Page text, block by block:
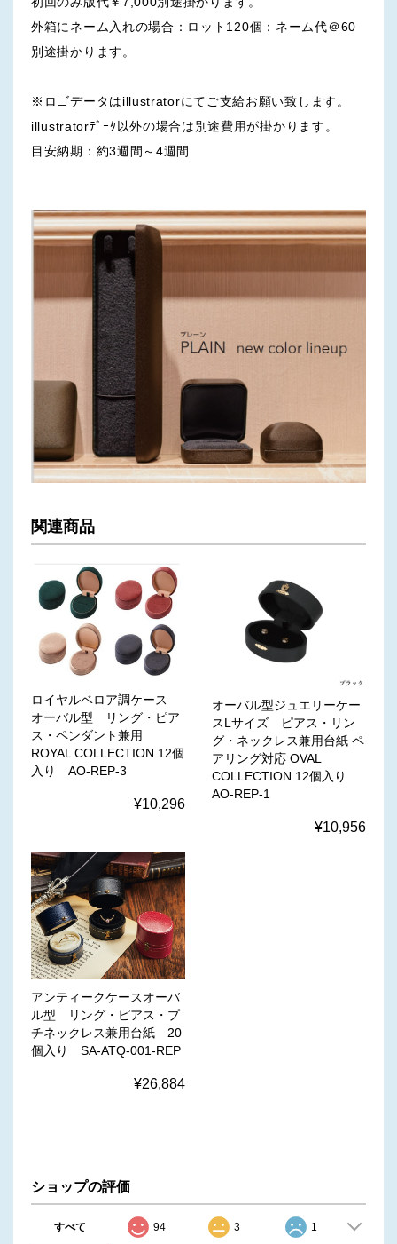
外箱にネーム入れの場合：ロット120個：ネーム代＠60
別途掛かります。
※ロゴデータはillustratorにてご支給お願い致します。
illustratorﾃﾞｰﾀ以外の場合は別途費用が掛かります。
目安納期：約3週間～4週間
関連商品
ロイヤルベロア調ケース
オーバル型 リング・ピア
ス・ペンダント兼用
ROYAL COLLECTION 12個
入り AO-REP-3
¥10,296
オーバル型ジュエリーケー
スLサイズ ピアス・リン
グ・ネックレス兼用台紙 ペ
アリング対応 OVAL
COLLECTION 12個入り
AO-REP-1
¥10,956
アンティークケースオーバ
ル型 リング・ピアス・プ
チネックレス兼用台紙 20
個入り SA-ATQ-001-REP
¥26,884
ショップの評価
すべて 94 3 1